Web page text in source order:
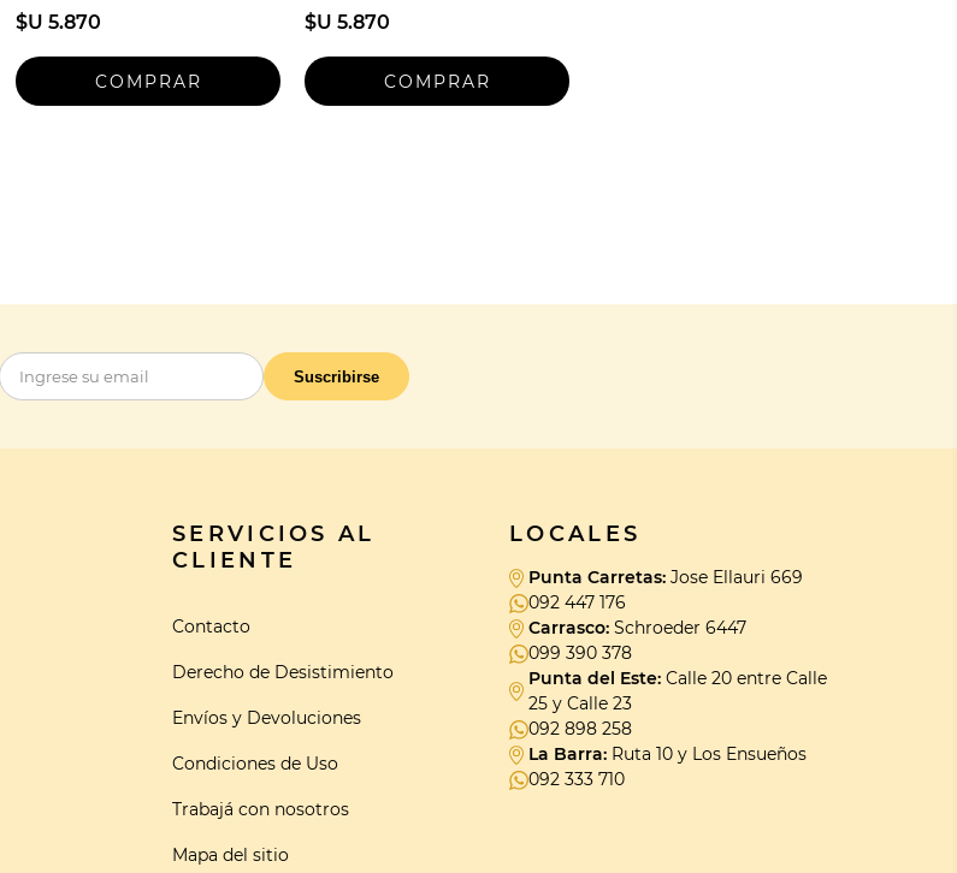
$U 5.870 $U 5.870
Suscribirse
SERVICIOS AL
CLIENTE
Contacto
Derecho de Desistimiento
Envíos y Devoluciones
Condiciones de Uso
Trabajá con nosotros
Mapa del sitio
LOCALES
Punta Carretas: Jose Ellauri 669
092 447 176
Carrasco: Schroeder 6447
099 390 378
Punta del Este: Calle 20 entre Calle
25 y Calle 23
092 898 258
La Barra: Ruta 10 y Los Ensueños
092 333 710